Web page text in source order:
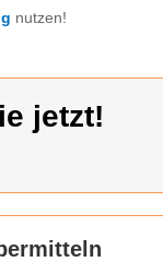
nutzen!
jetzt!